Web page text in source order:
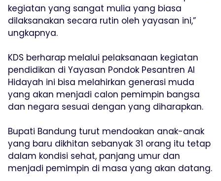
kegiatan yang sangat mulia yang biasa
dilaksanakan secara rutin oleh yayasan ini,”
ungkapnya.
KDS berharap melalui pelaksanaan kegiatan
pendidikan di Yayasan Pondok Pesantren Al
Hidayah ini bisa melahirkan generasi muda
yang akan menjadi calon pemimpin bangsa
dan negara sesuai dengan yang diharapkan.
Bupati Bandung turut mendoakan anak-anak
yang baru dikhitan sebanyak 31 orang itu tetap
dalam kondisi sehat, panjang umur dan
menjadi pemimpin di masa yang akan datang.